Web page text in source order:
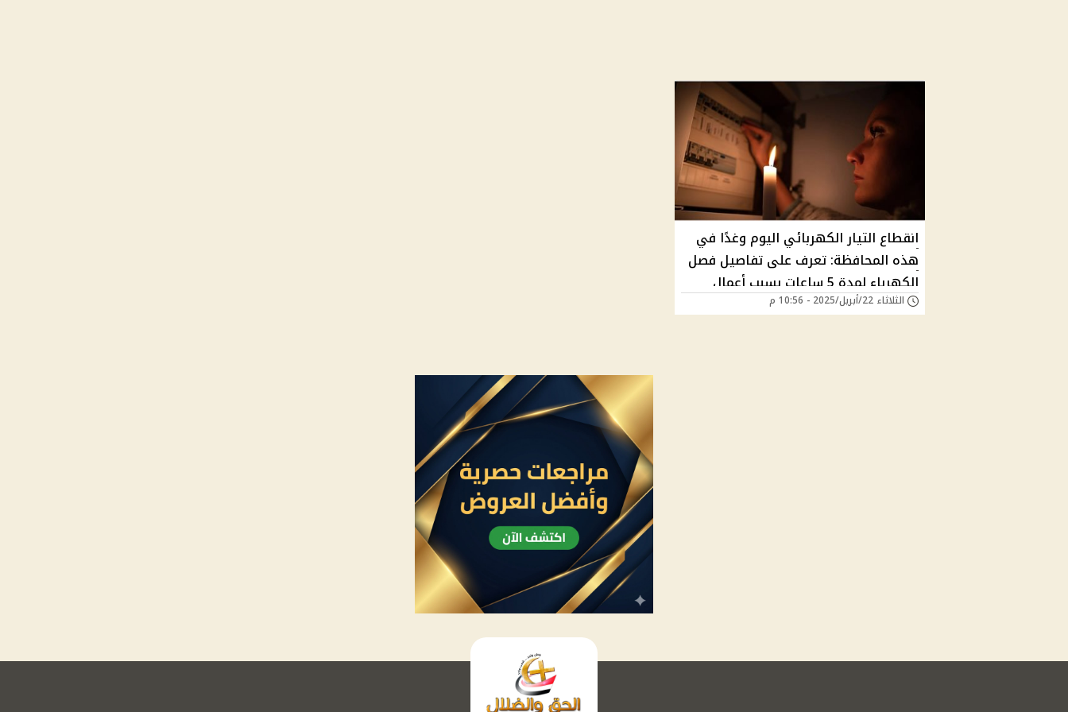
انقطاع التيار الكهربائي اليوم وغدًا في
هذه المحافظة: تعرف على تفاصيل فصل
الكهرباء لمدة 5 ساعات بسبب أعمال
التجديد
الثلاثاء 22/أبريل/2025 - 10:56 م